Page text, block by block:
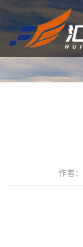
作者：